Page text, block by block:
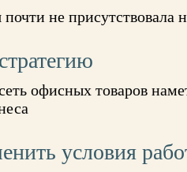
не присутствовала
офисных товаров
условия